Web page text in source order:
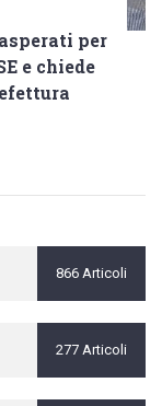
per
e chiede
866 Articoli
277 Articoli